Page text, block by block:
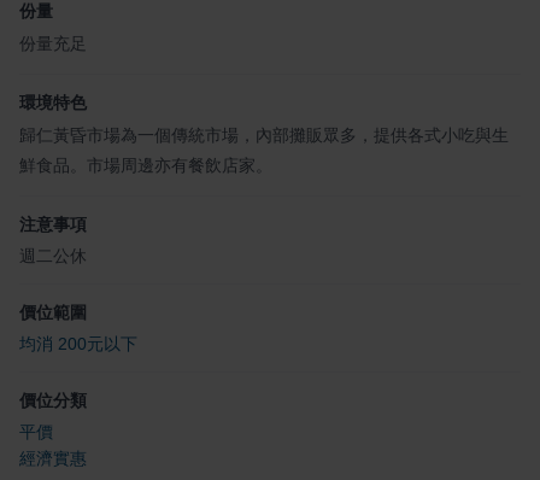
份量
份量充足
環境特色
歸仁黃昏市場為一個傳統市場，內部攤販眾多，提供各式小吃與生
鮮食品。市場周邊亦有餐飲店家。
注意事項
週二公休
價位範圍
均消 200元以下
價位分類
平價
經濟實惠